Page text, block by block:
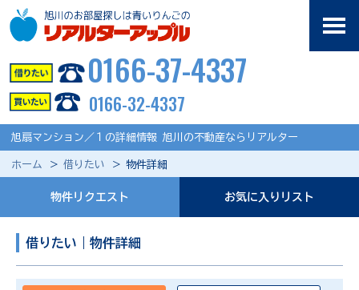
0166-37-4337
0166-32-4337
旭扇マンション／１の詳細情報 旭川の不動産ならリアルター
ホーム 借りたい 物件詳細
物件リクエスト お気に入りリスト
借りたい｜物件詳細